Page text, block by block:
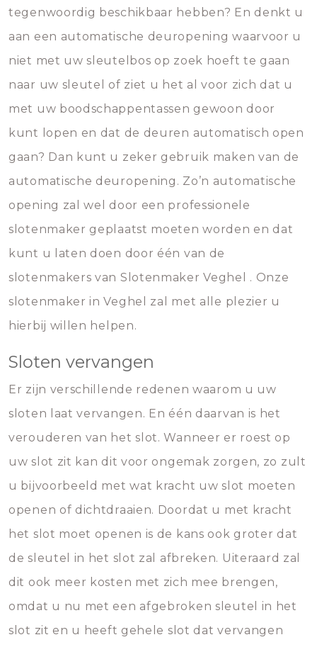
tegenwoordig beschikbaar hebben? En denkt u
aan een automatische deuropening waarvoor u
niet met uw sleutelbos op zoek hoeft te gaan
naar uw sleutel of ziet u het al voor zich dat u
met uw boodschappentassen gewoon door
kunt lopen en dat de deuren automatisch open
gaan? Dan kunt u zeker gebruik maken van de
automatische deuropening. Zo’n automatische
opening zal wel door een professionele
slotenmaker geplaatst moeten worden en dat
kunt u laten doen door één van de
slotenmakers van Slotenmaker Veghel . Onze
slotenmaker in Veghel zal met alle plezier u
hierbij willen helpen.
Sloten vervangen
Er zijn verschillende redenen waarom u uw
sloten laat vervangen. En één daarvan is het
verouderen van het slot. Wanneer er roest op
uw slot zit kan dit voor ongemak zorgen, zo zult
u bijvoorbeeld met wat kracht uw slot moeten
openen of dichtdraaien. Doordat u met kracht
het slot moet openen is de kans ook groter dat
de sleutel in het slot zal afbreken. Uiteraard zal
dit ook meer kosten met zich mee brengen,
omdat u nu met een afgebroken sleutel in het
slot zit en u heeft gehele slot dat vervangen